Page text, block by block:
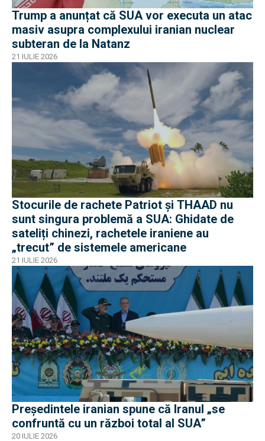
Trump a anunțat că SUA vor executa un atac
masiv asupra complexului iranian nuclear
subteran de la Natanz
21 IULIE 2026
Stocurile de rachete Patriot și THAAD nu
sunt singura problemă a SUA: Ghidate de
sateliți chinezi, rachetele iraniene au
„trecut” de sistemele americane
21 IULIE 2026
Președintele iranian spune că Iranul „se
confruntă cu un război total al SUA”
20 IULIE 2026